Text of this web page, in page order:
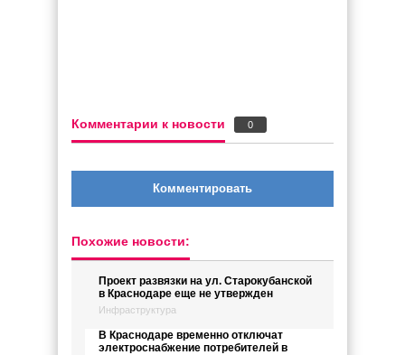
Комментарии к новости 0
Комментировать
Похожие новости:
Проект развязки на ул. Старокубанской
в Краснодаре еще не утвержден
Инфраструктура
В Краснодаре временно отключат
электроснабжение потребителей в